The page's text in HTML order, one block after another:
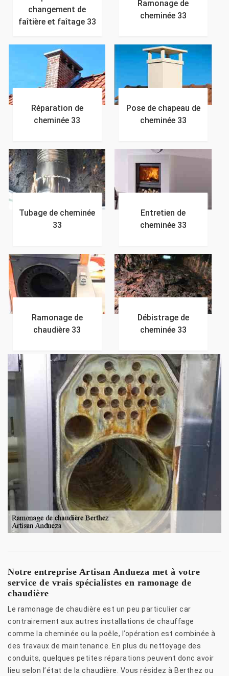
changement de
faîtière et faîtage 33
Ramonage de
cheminée 33
Réparation de
cheminée 33
Pose de chapeau de
cheminée 33
Tubage de cheminée
33
Entretien de
cheminée 33
Ramonage de
chaudière 33
Débistrage de
cheminée 33
Notre entreprise Artisan Andueza met à votre
service de vrais spécialistes en ramonage de
chaudière
Le ramonage de chaudière est un peu particulier car
contrairement aux autres installations de chauffage
comme la cheminée ou la poêle, l’opération est combinée à
des travaux de maintenance. En plus du nettoyage des
conduits, quelques petites réparations peuvent donc avoir
lieu selon l’état de la chaudière. Vous résidez à Berthez ou